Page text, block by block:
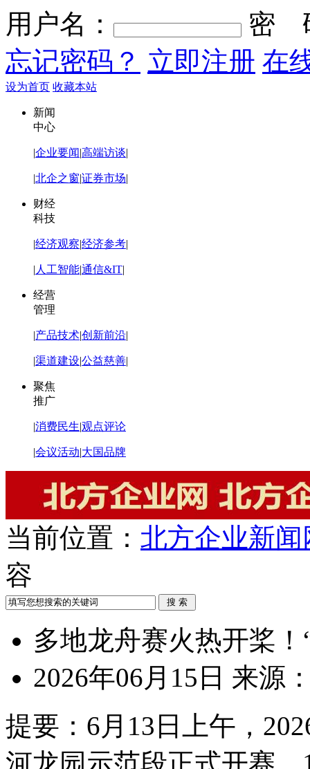
用户名：
密
忘记密码？ 立即注册 在
设为首页 收藏本站
新闻
中心
|企业要闻|高端访谈|
|北企之窗|证券市场|
财经
科技
|经济观察|经济参考|
| 人工智能|通信&IT|
经营
管理
|产品技术|创新前沿|
|渠道建设|公益慈善|
聚焦
推广
|消费民生|观点评论
|会议活动|大国品牌
当前位置： 北方企业新闻
容
多地龙舟赛火热开桨
2026年06月15日 来源
提要： 6月13日上午，